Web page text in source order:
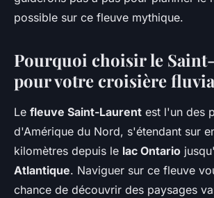
possible sur ce fleuve mythique.
Pourquoi choisir le
pour votre croisière
Le fleuve Saint-Laurent est l'un des
d'Amérique du Nord, s'étendant sur
kilomètres depuis le lac Ontario
Atlantique. Naviguer sur ce fleuve
chance de découvrir des paysages